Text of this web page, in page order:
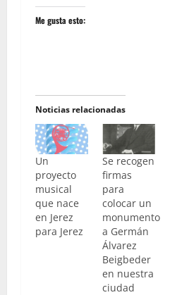
Me gusta esto:
Noticias relacionadas
Un
proyecto
musical
que nace
en Jerez
para Jerez
Se recogen
firmas
para
colocar un
monumento
a Germán
Álvarez
Beigbeder
en nuestra
ciudad